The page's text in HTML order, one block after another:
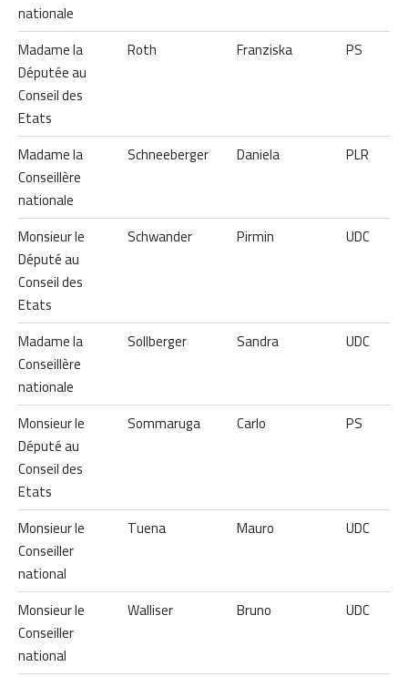
nationale
Madame la
Députée au
Conseil des
Etats
Roth Franziska PS
Madame la
Conseillère
nationale
Schneeberger Daniela PLR
Monsieur le
Député au
Conseil des
Etats
Schwander Pirmin UDC
Madame la
Conseillère
nationale
Sollberger Sandra UDC
Monsieur le
Député au
Conseil des
Etats
Sommaruga Carlo PS
Monsieur le
Conseiller
national
Tuena Mauro UDC
Monsieur le
Conseiller
national
Walliser Bruno UDC